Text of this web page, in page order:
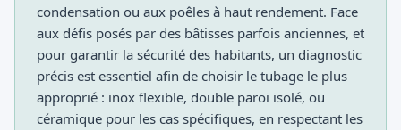
condensation ou aux poêles à haut rendement. Face
aux défis posés par des bâtisses parfois anciennes, et
pour garantir la sécurité des habitants, un diagnostic
précis est essentiel afin de choisir le tubage le plus
approprié : inox flexible, double paroi isolé, ou
céramique pour les cas spécifiques, en respectant les